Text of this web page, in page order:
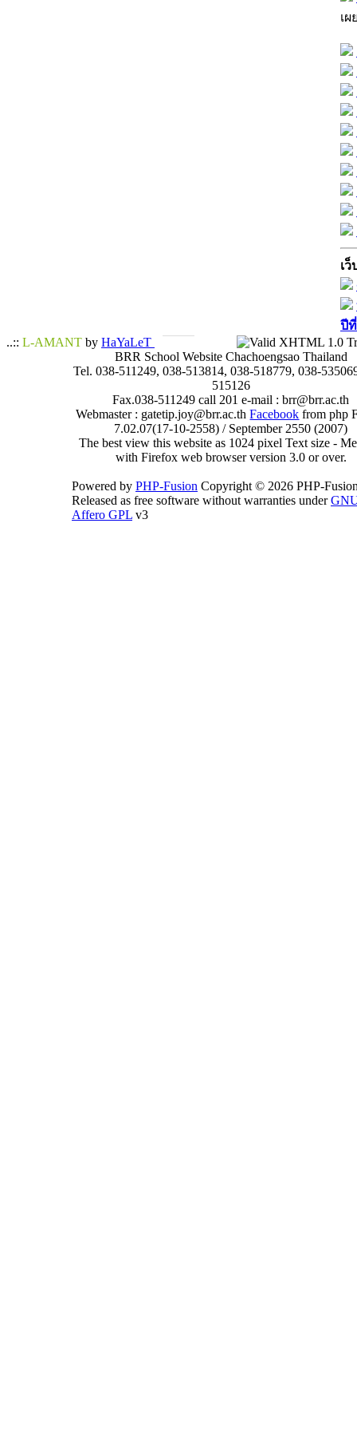
เ
เว็
ปี
..:: L-AMANT by HaYaLeT
BRR School Website Chachoengsao Thailand
Tel. 038-511249, 038-513814, 038-518779, 038-
515126
Fax.038-511249 call 201 e-mail : brr@brr.ac.th
Webmaster : gatetip.joy@brr.ac.thFacebook from php
7.02.07(17-10-2558) / September 2550 (2007)
The best view this website as 1024 pixel Text size -
with Firefox web browser version 3.0 or over.
Powered by PHP-Fusion Copyright © 2026 PHP-
Released as free software without warranties under
Affero GPL v3